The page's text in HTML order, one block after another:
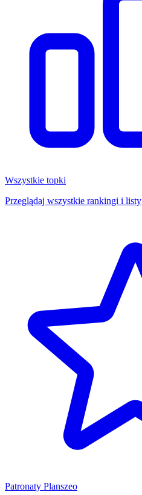
Wszystkie topki
Przeglądaj wszystkie rankingi i listy
Patronaty Planszeo